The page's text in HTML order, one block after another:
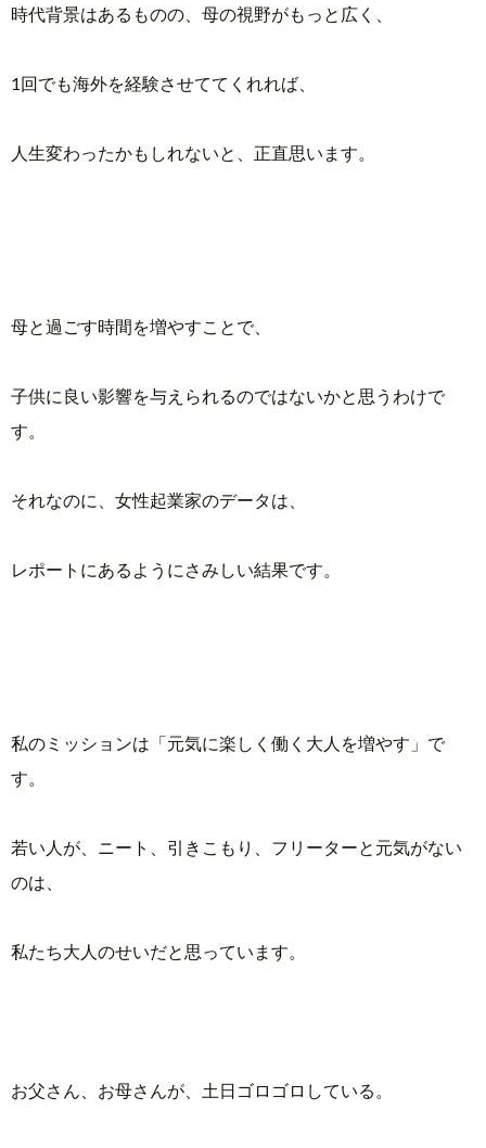
時代背景はあるものの、母の視野がもっと広く、
1回でも海外を経験させててくれれば、
人生変わったかもしれないと、正直思います。
母と過ごす時間を増やすことで、
子供に良い影響を与えられるのではないかと思うわけで
す。
それなのに、女性起業家のデータは、
レポートにあるようにさみしい結果です。
私のミッションは「元気に楽しく働く大人を増やす」で
す。
若い人が、ニート、引きこもり、フリーターと元気がない
のは、
私たち大人のせいだと思っています。
お父さん、お母さんが、土日ゴロゴロしている。